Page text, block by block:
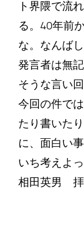
ト界隈で流
る。40年前
な。なんば
発言者は無
そうな言い
今回の件で
たり書いた
に、面白い
いち考えよ
相田英男 拝